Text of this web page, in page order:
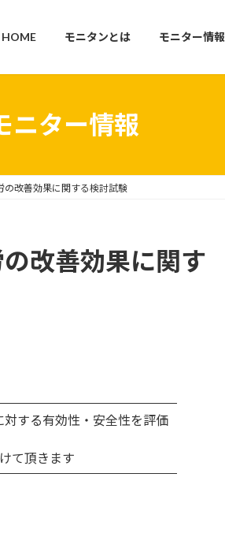
HOME モニタンとは モニター情報
ニター情報
改善効果に関する検討試験
改善効果に関す
する有効性・安全性を評価
て頂きます